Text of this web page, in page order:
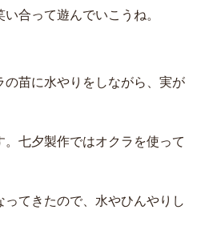
合って遊んでいこうね。
の苗に水やりをしながら、実が
七夕製作ではオクラを使って
てきたので、水やひんやりし